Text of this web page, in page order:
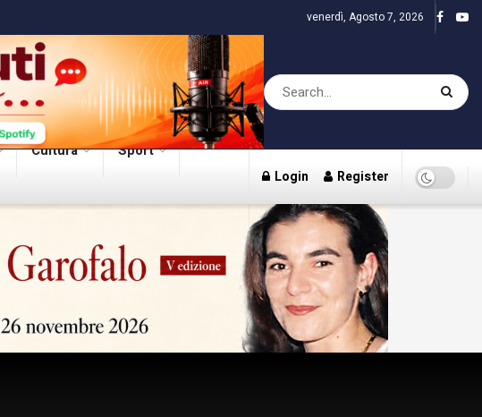
venerdì, Agosto 7, 2026
Cultura Sport
Login Register